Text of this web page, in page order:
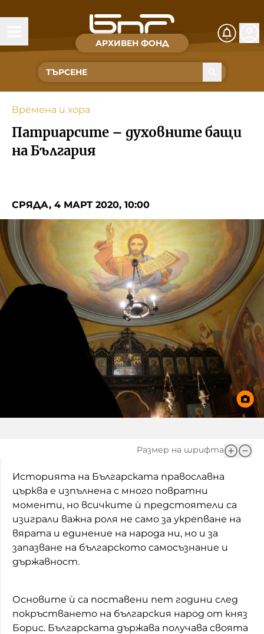
АРХИВЕН ФОНД
Времена и хора
Култура
Музика
Спорт
Съвет за електронни медии
БНР
БНР Новини
Детското.БНР
Времена и хора
Патриарсите – духовните бащи
на България
СРЯДА, 4 МАРТ 2020, 10:00
Размер на шрифта
Историята на Българската православна
църква е изпълнена с много повратни
моменти, но всичките ѝ предстоятели са
изиграли важна роля не само за укрепване на
вярата и единение на народа ни, но и за
запазване на българското самосъзнание и
държавност.
Основите ѝ са поставени пет години след
покръстването на българския народ от княз
Борис. Българската държава получава своята